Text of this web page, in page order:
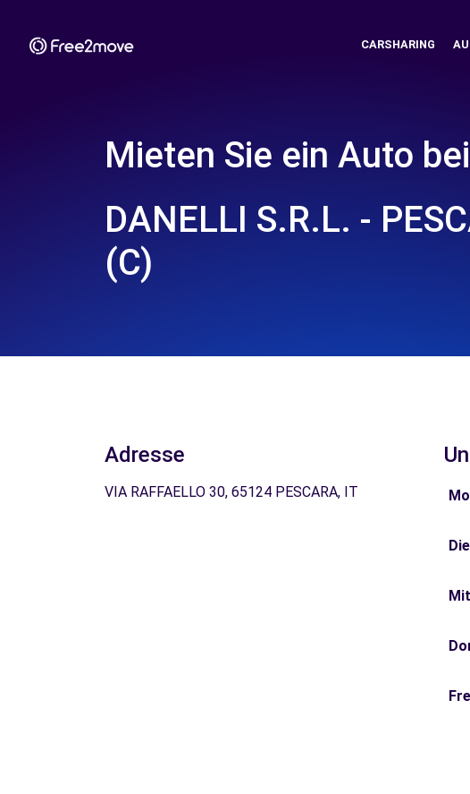
CARSHARING
Mieten Sie ein Auto bei
DANELLI S.R.L. -
(C)
Adresse
VIA RAFFAELLO 30, 65124 PESCARA, IT